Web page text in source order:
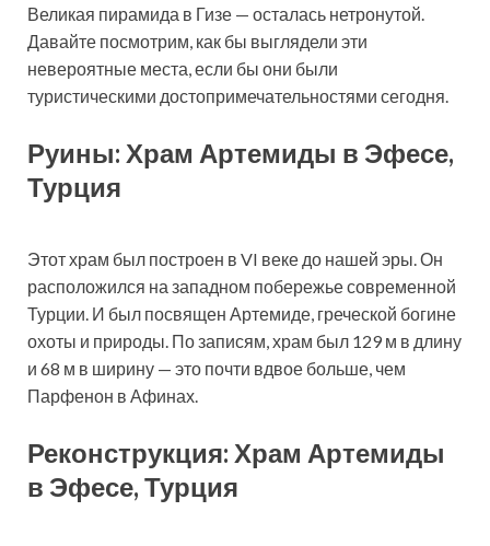
Великая пирамида в Гизе — осталась нетронутой.
Давайте посмотрим, как бы выглядели эти
невероятные места, если бы они были
туристическими достопримечательностями сегодня.
Руины: Храм Артемиды в Эфесе,
Турция
Этот храм был построен в VI веке до нашей эры. Он
расположился на западном побережье современной
Турции. И был посвящен Артемиде, греческой богине
охоты и природы. По записям, храм был 129 м в длину
и 68 м в ширину — это почти вдвое больше, чем
Парфенон в Афинах.
Реконструкция: Храм Артемиды
в Эфесе, Турция